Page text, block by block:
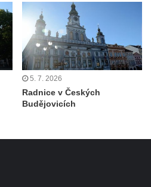
G. Masaryka ve
zvůli na
Frýdlantu
G. Masaryka ve
5. 7. 2026
Radnice v Českých
Budějovicích